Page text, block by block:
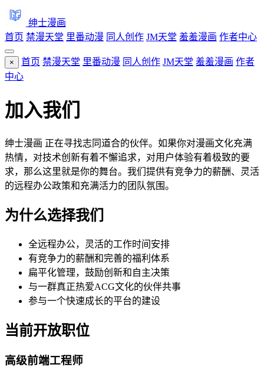
绅士漫画
首页 禁漫天堂 里番动漫 同人创作 JM天堂 羞羞漫画 作者中心
× 首页 禁漫天堂 里番动漫 同人创作 JM天堂 羞羞漫画 作者
中心
加入我们
绅士漫画 正在寻找志同道合的伙伴。如果你对漫画文化充满
热情，对技术创新有着不懈追求，对用户体验有着极致的要
求，那么这里就是你的舞台。我们提供有竞争力的薪酬、灵活
的远程办公政策和充满活力的团队氛围。
为什么选择我们
全远程办公，灵活的工作时间安排
有竞争力的薪酬和完善的福利体系
扁平化管理，鼓励创新和自主决策
与一群真正热爱ACG文化的伙伴共事
参与一个快速成长的平台的建设
当前开放职位
高级前端工程师